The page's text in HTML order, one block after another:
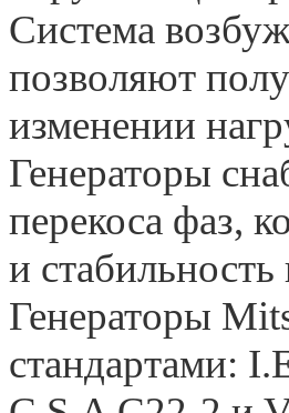
Система
позволяют
изменении
Генераторы
перекоса фаз,
и
Генераторы
стандартами: